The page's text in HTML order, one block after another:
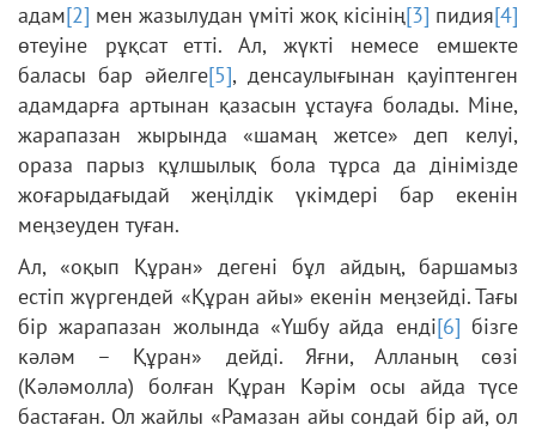
адам[2] мен жазылудан үміті жоқ кісінің[3] пидия[4]
өтеуіне рұқсат етті. Ал, жүкті немесе емшекте
баласы бар әйелге[5], денсаулығынан қауіптенген
адамдарға артынан қазасын ұстауға болады. Міне,
жарапазан жырында «шамаң жетсе» деп келуі,
ораза парыз құлшылық бола тұрса да дінімізде
жоғарыдағыдай жеңілдік үкімдері бар екенін
меңзеуден туған.
Ал, «оқып Құран» дегені бұл айдың, баршамыз
естіп жүргендей «Құран айы» екенін меңзейді. Тағы
бір жарапазан жолында «Үшбу айда енді[6] бізге
кәләм – Құран» дейді. Яғни, Алланың сөзі
(Кәләмолла) болған Құран Кәрім осы айда түсе
бастаған. Ол жайлы «Рамазан айы сондай бір ай, ол